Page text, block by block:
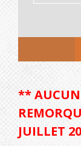
**
JUILLET